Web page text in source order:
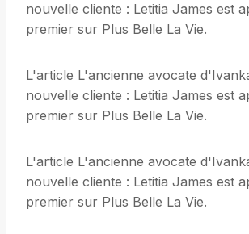
nouvelle cliente : Letitia James est
premier sur Plus Belle La Vie.
L'article L'ancienne avocate
nouvelle cliente : Letitia James est
premier sur Plus Belle La Vie.
L'article L'ancienne avocate
nouvelle cliente : Letitia James est
premier sur Plus Belle La Vie.